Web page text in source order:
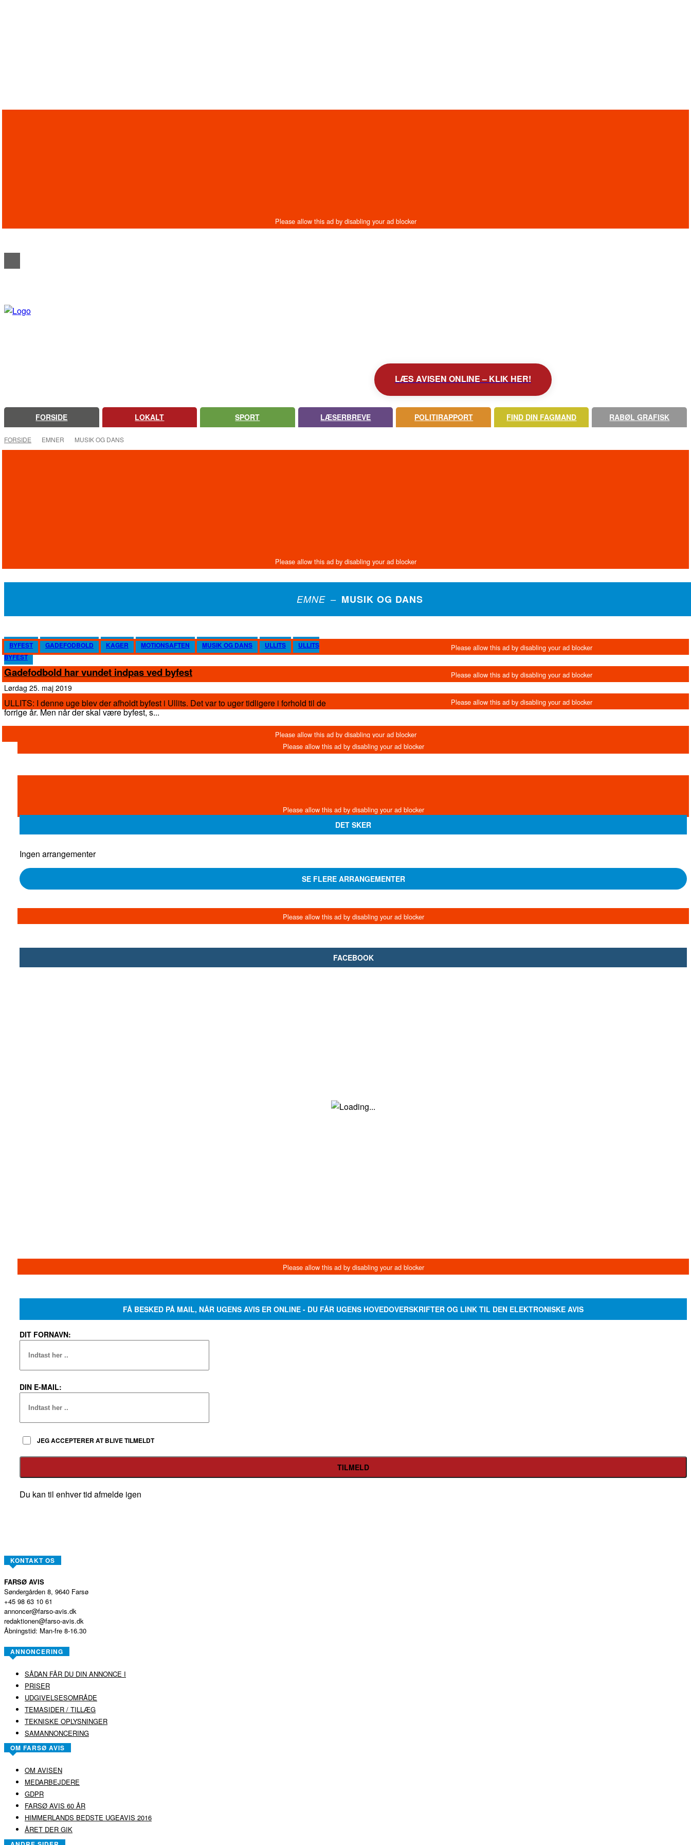
LÆS AVISEN ONLINE – KLIK HER!
FORSIDE LOKALT SPORT LÆSERBREVE POLITIRAPPORT FIND DIN FAGMAND RABØL GRAFISK
FORSIDE EMNER MUSIK OG DANS
EMNE – MUSIK OG DANS
BYFEST GADEFODBOLD KAGER MOTIONSAFTEN MUSIK OG DANS ULLITS
ULLITS
BYFEST
Gadefodbold har vundet indpas ved byfest
lørdag 25. maj 2019
ULLITS: I denne uge blev der afholdt byfest i Ullits. Det var to uger tidligere i forhold til de
forrige år. Men når der skal være byfest, s...
DET SKER
Ingen arrangementer
SE FLERE ARRANGEMENTER
FACEBOOK
FÅ BESKED PÅ MAIL, NÅR UGENS AVIS ER ONLINE - DU FÅR UGENS HOVEDOVERSKRIFTER OG LINK TIL DEN ELEKTRONISKE AVIS
DIT FORNAVN:
DIN E-MAIL:
JEG ACCEPTERER AT BLIVE TILMELDT
Du kan til enhver tid afmelde igen
KONTAKT OS
FARSØ AVIS
Søndergården 8, 9640 Farsø
+45 98 63 10 61
annoncer@farso-avis.dk
redaktionen@farso-avis.dk
Åbningstid: Man-fre 8-16.30
ANNONCERING
SÅDAN FÅR DU DIN ANNONCE I
PRISER
UDGIVELSESOMRÅDE
TEMASIDER / TILLÆG
TEKNISKE OPLYSNINGER
SAMANNONCERING
OM FARSØ AVIS
OM AVISEN
MEDARBEJDERE
GDPR
FARSØ AVIS 60 ÅR
HIMMERLANDS BEDSTE UGEAVIS 2016
ÅRET DER GIK